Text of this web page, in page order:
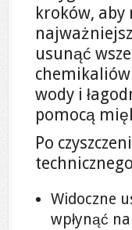
kroków, aby
usunąć
wody i
pomocą
Po
Widoczne
wpłynąć